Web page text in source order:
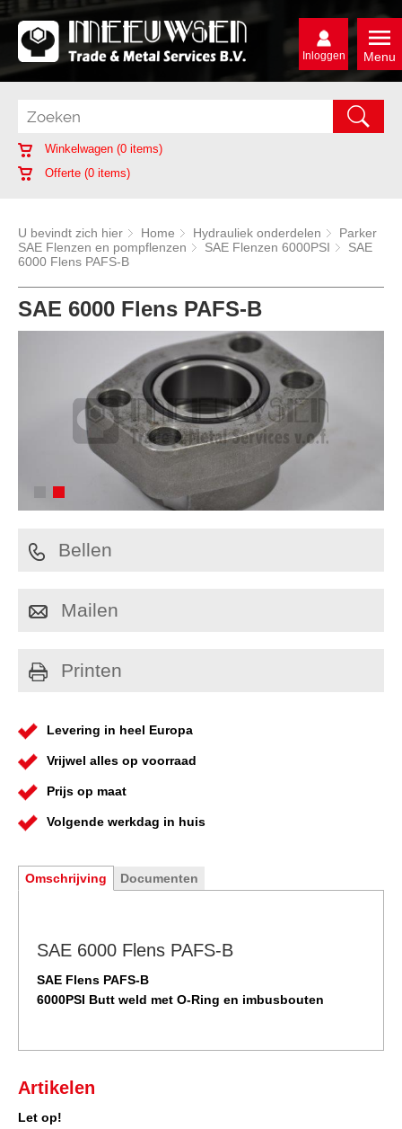
Menu
Inloggen
Winkelwagen (0 items)
Offerte (0 items)
U bevindt zich hier Home Hydrauliek onderdelen
Parker
SAE Flenzen en pompflenzen
SAE Flenzen 6000PSI
SAE
6000 Flens PAFS-B
SAE 6000 Flens PAFS-B
Bellen
Mailen
Printen
Levering in heel Europa
Vrijwel alles op voorraad
Prijs op maat
Volgende werkdag in huis
Omschrijving Documenten
SAE 6000 Flens PAFS-B
SAE Flens PAFS-B
6000PSI Butt weld met O-Ring en imbusbouten
Artikelen
Let op!